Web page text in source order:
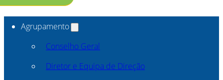
Agrupamento
Conselho Geral
Diretor e Equipa de Direção